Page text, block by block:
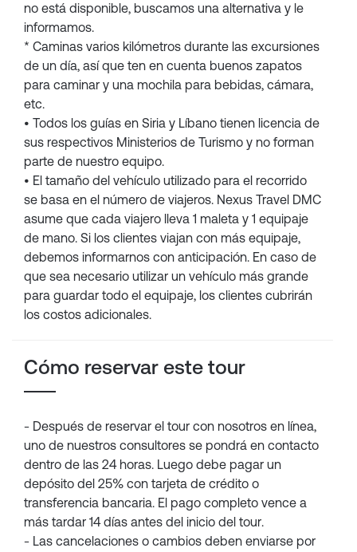
no está disponible, buscamos una alternativa y le
informamos.
* Caminas varios kilómetros durante las excursiones
de un día, así que ten en cuenta buenos zapatos
para caminar y una mochila para bebidas, cámara,
etc.
• Todos los guías en Siria y Líbano tienen licencia de
sus respectivos Ministerios de Turismo y no forman
parte de nuestro equipo.
• El tamaño del vehículo utilizado para el recorrido
se basa en el número de viajeros. Nexus Travel DMC
asume que cada viajero lleva 1 maleta y 1 equipaje
de mano. Si los clientes viajan con más equipaje,
debemos informarnos con anticipación. En caso de
que sea necesario utilizar un vehículo más grande
para guardar todo el equipaje, los clientes cubrirán
los costos adicionales.
Cómo reservar este tour
- Después de reservar el tour con nosotros en línea,
uno de nuestros consultores se pondrá en contacto
dentro de las 24 horas. Luego debe pagar un
depósito del 25% con tarjeta de crédito o
transferencia bancaria. El pago completo vence a
más tardar 14 días antes del inicio del tour.
- Las cancelaciones o cambios deben enviarse por